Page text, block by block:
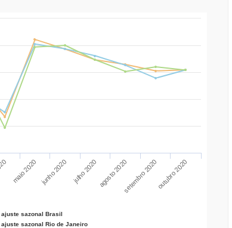
Variação mês / mês anterior com ajuste sazonal Brasil
Variação mês / mês anterior com ajuste sazonal Rio de Janeiro
maio 2020 junho 2020 julho 2020 agosto 2020setembro 2020outubro 2020